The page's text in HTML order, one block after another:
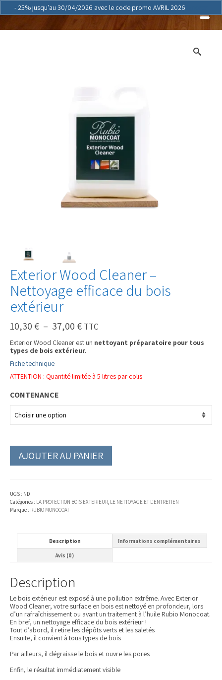
- 25% jusqu'au 30/04/2026 avec le code promo AVRIL 2026
Exterior Wood Cleaner –
Nettoyage efficace du bois
extérieur
10,30€ – 37,00€Plage
de
prix :
10,30 €
TTC
Exterior Wood Cleaner est un nettoyant préparatoire pour tous
types de bois extérieur.
Fiche technique
ATTENTION : Quantité limitée à 5 litres par colis
CONTENANCE
AJOUTER AU PANIER
UGS : ND
Catégories : LA PROTECTION BOIS EXTERIEUR, LE NETTOYAGE ET L'ENTRETIEN
Marque : RUBIO MONOCOAT
Description Informations complémentaires
Avis (0)
Description
Le bois extérieur est exposé à une pollution extrême. Avec Exterior
Wood Cleaner, votre surface en bois est nettoyé en profondeur, lors
d’un rafraîchissement ou avant un traitement à l’huile Rubio Monocoat.
En bref, un nettoyage efficace du bois extérieur !
Tout d’abord, il retire les dépôts verts et les saletés
Ensuite, il convient à tous types de bois
Par ailleurs, il dégraisse le bois et ouvre les pores
Enfin, le résultat immédiatement visible